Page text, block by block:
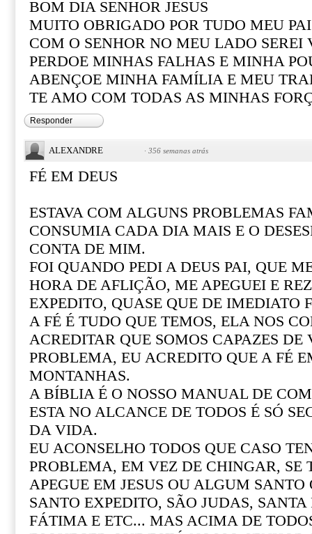
BOM DIA SENHOR JESUS
MUITO OBRIGADO POR TUDO MEU PAI
COM O SENHOR NO MEU LADO SEREI
PERDOE MINHAS FALHAS E MINHA
ABENÇOE MINHA FAMÍLIA E MEU
TE AMO COM TODAS AS MINHAS
Responder
ALEXANDRE · 356 semanas atrás
FÉ EM DEUS
ESTAVA COM ALGUNS PROBLEMAS
CONSUMIA CADA DIA MAIS E O
CONTA DE MIM.
FOI QUANDO PEDI A DEUS PAI, QUE
HORA DE AFLIÇÃO, ME APEGUEI E
EXPEDITO, QUASE QUE DE IMEDIATO
A FÉ É TUDO QUE TEMOS, ELA NOS
ACREDITAR QUE SOMOS CAPAZES DE
PROBLEMA, EU ACREDITO QUE A FÉ
MONTANHAS.
A BÍBLIA É O NOSSO MANUAL DE
ESTA NO ALCANCE DE TODOS É SÓ
DA VIDA.
EU ACONSELHO TODOS QUE CASO
PROBLEMA, EM VEZ DE CHINGAR, SE
APEGUE EM JESUS OU ALGUM SANTO
SANTO EXPEDITO, SÃO JUDAS, SANTA
FÁTIMA E ETC... MAS ACIMA DE